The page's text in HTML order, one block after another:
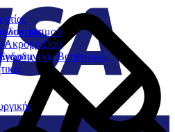
Ακρορριζίου
Βοηθητικές